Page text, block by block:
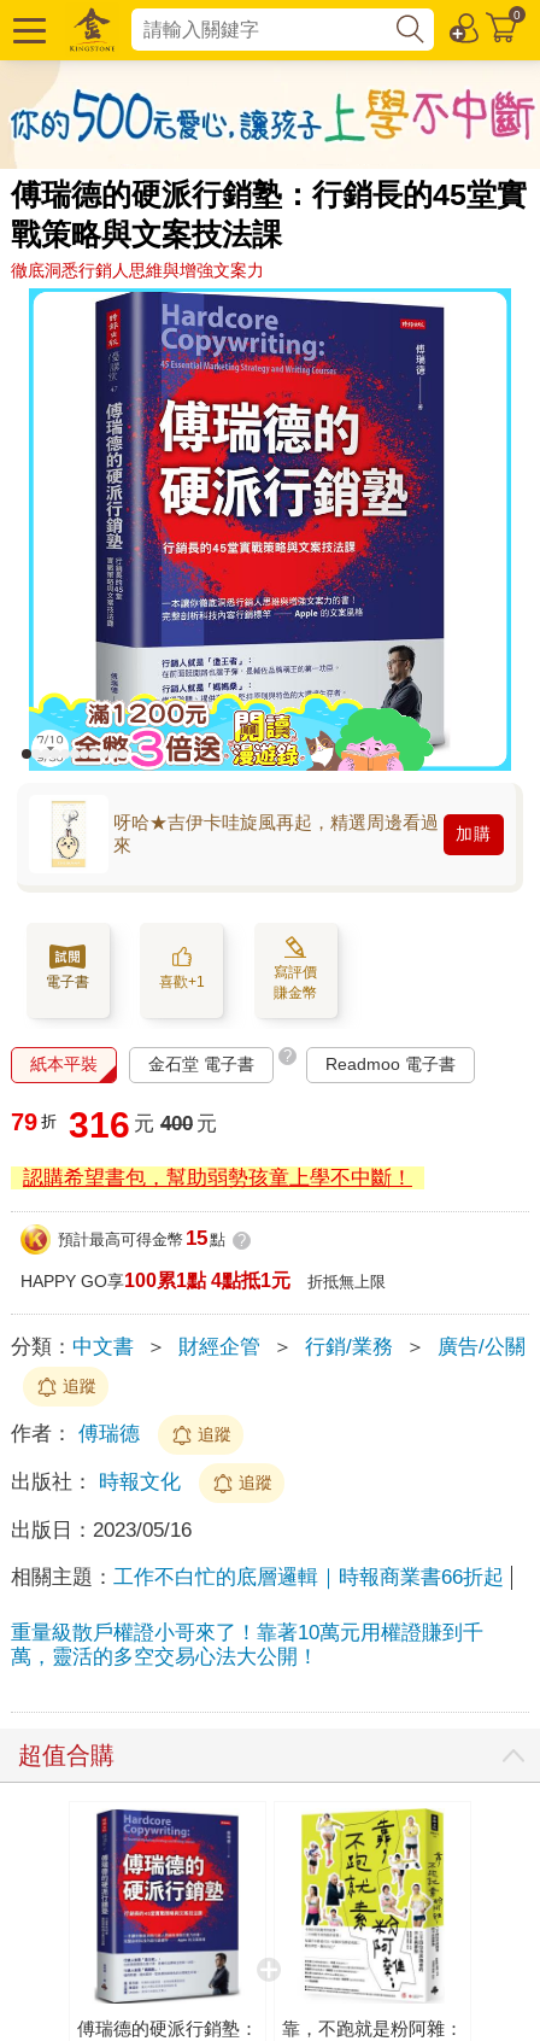
0
傅瑞德的硬派行銷塾：行銷長的45堂實
戰策略與文案技法課
徹底洞悉行銷人思維與增強文案力
呀哈★吉伊卡哇旋風再起，精選周邊看過
來
加購
電子書 喜歡+1
寫評價
賺金幣
紙本平裝 金石堂 電子書 ? Readmoo 電子書
79 折 316 元 400 元
認購希望書包，幫助弱勢孩童上學不中斷！
預計最高可得金幣 15點 ?
HAPPY GO享100累1點 4點抵1元 折抵無上限
分類： 中文書 ＞ 財經企管 ＞ 行銷/業務 ＞ 廣告/公關
追蹤
作者： 傅瑞德 追蹤
出版社： 時報文化 追蹤
出版日： 2023/05/16
相關主題： 工作不白忙的底層邏輯｜時報商業書66折起
重量級散戶權證小哥來了！靠著10萬元用權證賺到千
萬，靈活的多空交易心法大公開！
超值合購
傅瑞德的硬派行銷塾：
靠，不跑就是粉阿雜：